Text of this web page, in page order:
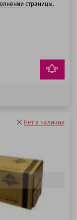
страницы.
Нет в наличии